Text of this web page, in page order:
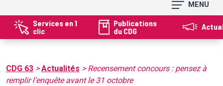
MENU
Services en 1
clic
Publications
du CDG
CDG 63 >Actualités > Recensement concours : pensez à
remplir l’enquête avant le 31 octobre